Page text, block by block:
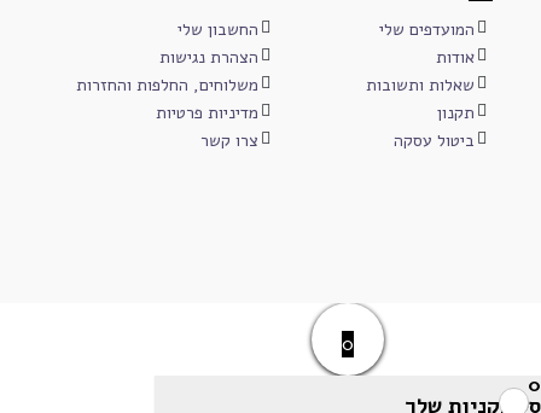
המועדפים שלי
החשבון שלי
אודות
הצהרת נגישות
שאלות ותשובות
משלוחים, החלפות והחזרות
תקנון
מדיניות פרטיות
ביטול עסקה
צרו קשר
0
0
סל הקניות שלך